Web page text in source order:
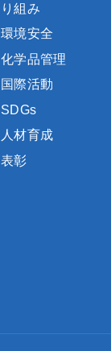
り組み
環境安全
化学品管理
国際活動
SDGs
人材育成
表彰